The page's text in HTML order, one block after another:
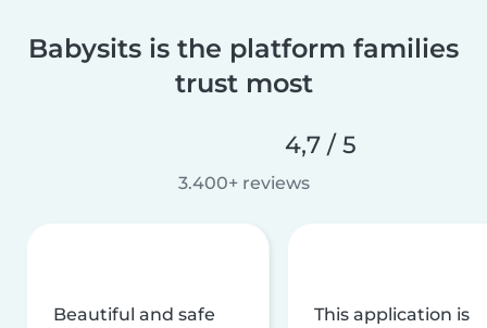
Babysits is the platform families
trust most
4,7 / 5
3.400+ reviews
Beautiful and safe
This application is